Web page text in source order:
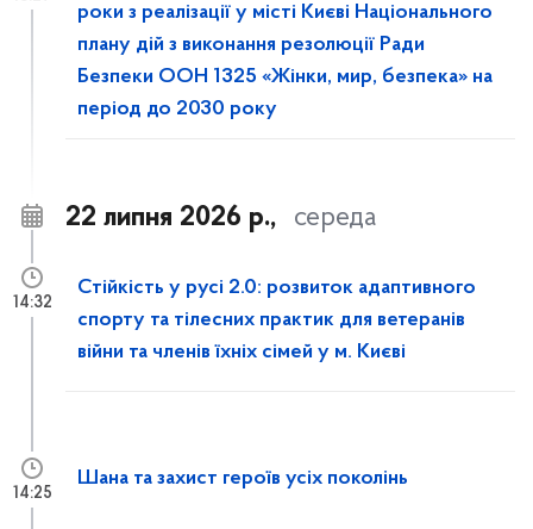
роки з реалізації у місті Києві Національного
плану дій з виконання резолюції Ради
Безпеки ООН 1325 «Жінки, мир, безпека» на
період до 2030 року
22 липня 2026 р., середа
Стійкість у русі 2.0: розвиток адаптивного
спорту та тілесних практик для ветеранів
війни та членів їхніх сімей у м. Києві
14:32
Шана та захист героїв усіх поколінь
14:25